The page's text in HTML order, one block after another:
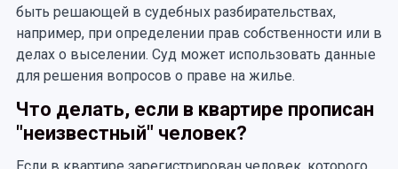
быть решающей в судебных разбирательствах,
например, при определении прав собственности или в
делах о выселении. Суд может использовать данные
для решения вопросов о праве на жилье.
Что делать, если в квартире прописан
"неизвестный" человек?